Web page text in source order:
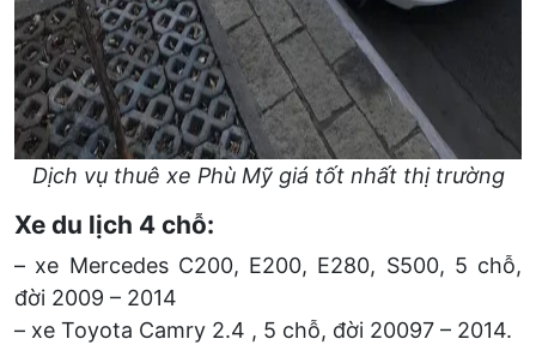
Dịch vụ thuê xe Phù Mỹ giá tốt nhất thị trường
Xe du lịch 4 chỗ:
– xe Mercedes C200, E200, E280, S500, 5 chỗ,
đời 2009 – 2014
– xe Toyota Camry 2.4 , 5 chỗ, đời 20097 – 2014.